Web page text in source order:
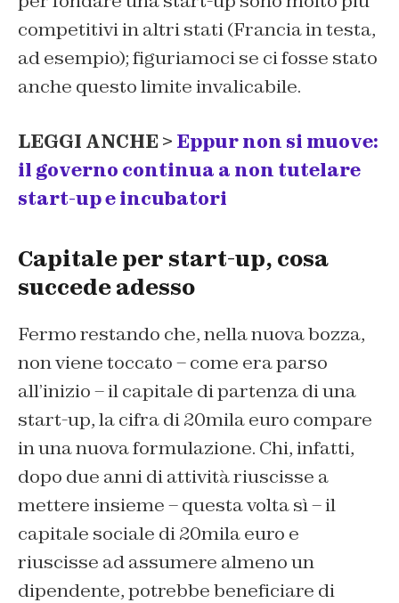
competitivi in altri stati (Francia in testa,
ad esempio); figuriamoci se ci fosse stato
anche questo limite invalicabile.
LEGGI ANCHE > Eppur non si muove:
il governo continua a non tutelare
start-up e incubatori
Capitale per start-up, cosa
succede adesso
Fermo restando che, nella nuova bozza,
non viene toccato – come era parso
all’inizio – il capitale di partenza di una
start-up, la cifra di 20mila euro compare
in una nuova formulazione. Chi, infatti,
dopo due anni di attività riuscisse a
mettere insieme – questa volta sì – il
capitale sociale di 20mila euro e
riuscisse ad assumere almeno un
dipendente, potrebbe beneficiare di